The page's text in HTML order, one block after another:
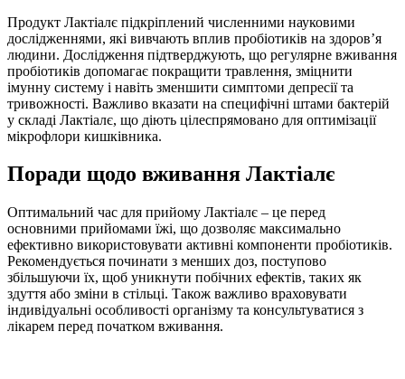
Продукт Лактіалє підкріплений численними науковими
дослідженнями, які вивчають вплив пробіотиків на здоров’я
людини. Дослідження підтверджують, що регулярне вживання
пробіотиків допомагає покращити травлення, зміцнити
імунну систему і навіть зменшити симптоми депресії та
тривожності. Важливо вказати на специфічні штами бактерій
у складі Лактіалє, що діють цілеспрямовано для оптимізації
мікрофлори кишківника.
Поради щодо вживання Лактіалє
Оптимальний час для прийому Лактіалє – це перед
основними прийомами їжі, що дозволяє максимально
ефективно використовувати активні компоненти пробіотиків.
Рекомендується починати з менших доз, поступово
збільшуючи їх, щоб уникнути побічних ефектів, таких як
здуття або зміни в стільці. Також важливо враховувати
індивідуальні особливості організму та консультуватися з
лікарем перед початком вживання.